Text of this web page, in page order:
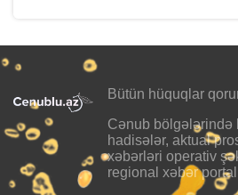
Bütün hüquqlar
Cənub bölgələrində
hadisələr, aktual
xəbərləri operativ
regional xəbər